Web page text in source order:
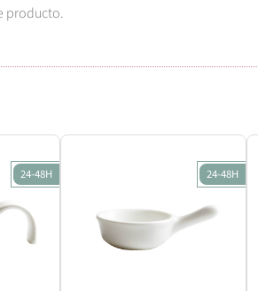
producto.
24-48H 24-48H